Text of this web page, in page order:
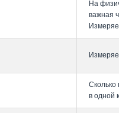
На
важная
Сколько
в одной